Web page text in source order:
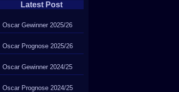
Latest Post
Oscar Gewinner 2025/26
Oscar Prognose 2025/26
Oscar Gewinner 2024/25
Oscar Prognose 2024/25